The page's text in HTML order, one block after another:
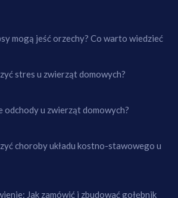
mogą jeść orzechy? Co warto wiedzieć
stres u zwierząt domowych?
odchody u zwierząt domowych?
choroby układu kostno-stawowego u
Jak zamówić i zbudować gołębnik